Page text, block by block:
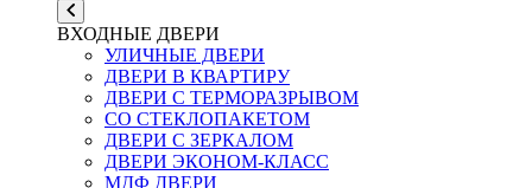
ВХОДНЫЕ ДВЕРИ
УЛИЧНЫЕ ДВЕРИ
ДВЕРИ В КВАРТИРУ
ДВЕРИ С ТЕРМОРАЗРЫВОМ
СО СТЕКЛОПАКЕТОМ
ДВЕРИ С ЗЕРКАЛОМ
ДВЕРИ ЭКОНОМ-КЛАСС
МДФ ДВЕРИ